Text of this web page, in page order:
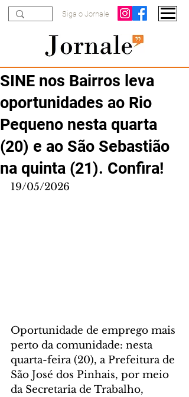
Siga o Jornale
SINE nos Bairros leva
oportunidades ao Rio
Pequeno nesta quarta
(20) e ao São Sebastião
na quinta (21). Confira!
19/05/2026
Oportunidade de emprego mais
perto da comunidade: nesta
quarta-feira (20), a Prefeitura de
São José dos Pinhais, por meio
da Secretaria de Trabalho,